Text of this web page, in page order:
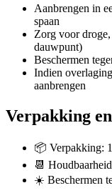
Aanbrengen in
spaan
Zorg voor
dauwpunt)
Beschermen
Indien
aanbrengen
Verpakking
📦 Verpakking:
📆
☀️ Beschermen